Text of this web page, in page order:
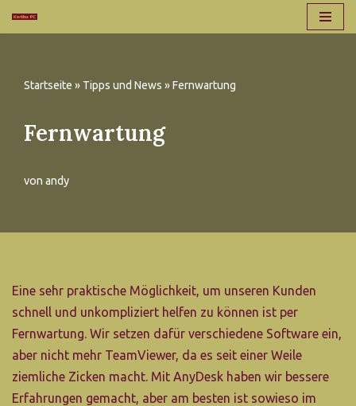
springen
Startseite » Tipps und News »Fernwartung
Fernwartung
von andy
Eine sehr praktische Möglichkeit, um unseren Kunden
schnell und unkompliziert helfen zu können ist per
Fernwartung. Wir setzen dafür verschiedene Software ein,
aber nicht mehr TeamViewer, da es seit einer Weile
ziemliche Zicken macht. Mit AnyDesk haben wir bessere
Erfahrungen gemacht, aber am besten ist sowieso im